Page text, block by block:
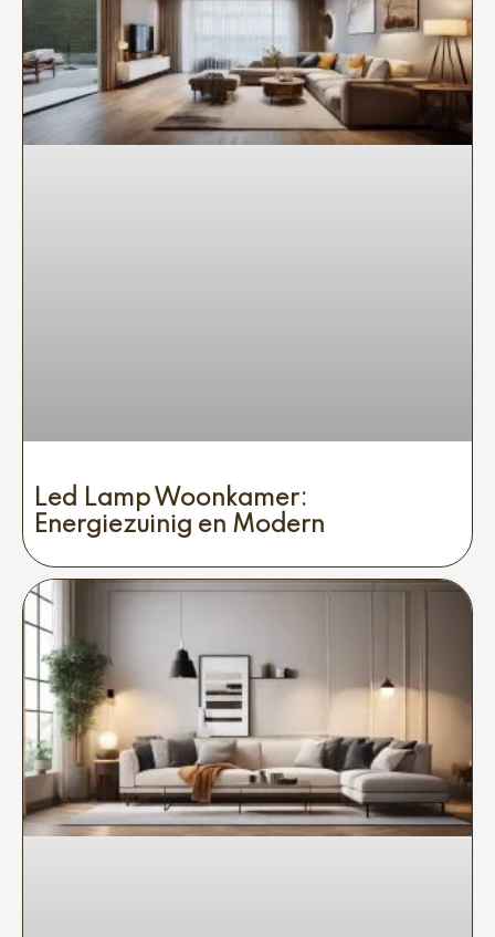
Led Lamp Woonkamer:
Energiezuinig en Modern